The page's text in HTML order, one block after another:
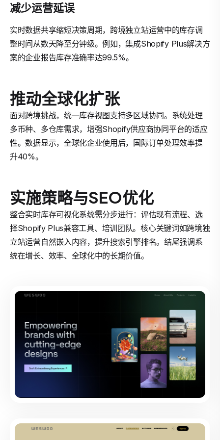
减少运营延误
实时数据共享缩短决策周期，跨境独立站运营中的库存调
整时间从数天降至分钟级。例如，集成Shopify Plus解决方
案的企业报告库存准确率达99.5%。
推动全球化扩张
面对跨境挑战，统一库存视图支持多区域协同。系统处理
多币种、多仓库需求，增强Shopify供应商协同平台的适应
性。数据显示，全球化企业使用后，国际订单处理效率提
升40%。
实施策略与SEO优化
整合实时库存可视化系统需分步进行：评估现有流程、选
择Shopify Plus兼容工具、培训团队。核心关键词如跨境独
立站运营自然嵌入内容，提升搜索引擎排名。结尾强调系
统在增长、效率、全球化中的长期价值。